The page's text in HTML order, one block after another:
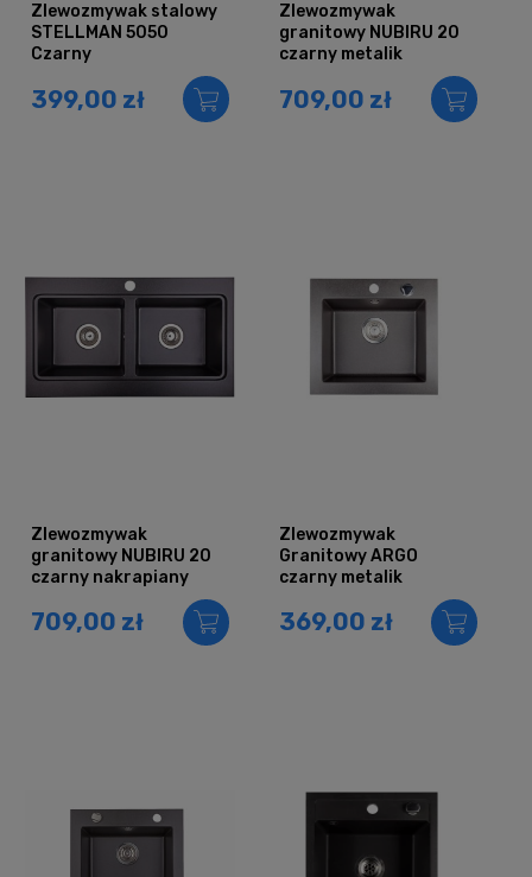
Zlewozmywak stalowy
STELLMAN 5050
Czarny
399,00 zł
Zlewozmywak
granitowy NUBIRU 20
czarny metalik
709,00 zł
Zlewozmywak
granitowy NUBIRU 20
czarny nakrapiany
709,00 zł
Zlewozmywak
Granitowy ARGO
czarny metalik
369,00 zł